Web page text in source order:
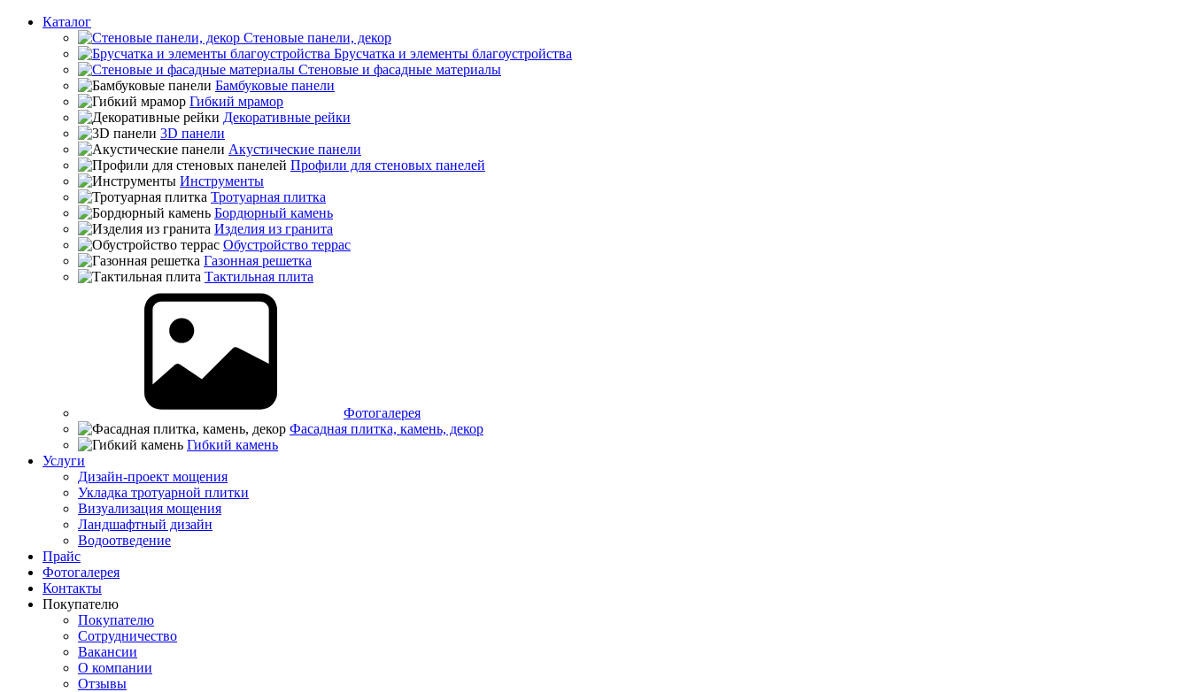
Каталог
Стеновые панели, декор
Брусчатка и элементы благоустройства
Стеновые и фасадные материалы
Бамбуковые панели
Гибкий мрамор
Декоративные рейки
3D панели
Акустические панели
Профили для стеновых панелей
Инструменты
Тротуарная плитка
Бордюрный камень
Изделия из гранита
Обустройство террас
Газонная решетка
Тактильная плита
Фотогалерея
Фасадная плитка, камень, декор
Гибкий камень
Услуги
Дизайн-проект мощения
Укладка тротуарной плитки
Визуализация мощения
Ландшафтный дизайн
Водоотведение
Прайс
Фотогалерея
Контакты
Покупателю
Покупателю
Сотрудничество
Вакансии
О компании
Отзывы